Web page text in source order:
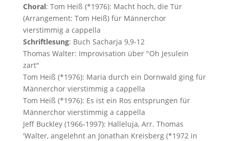
Choral: Tom Heiß (*1976): Macht hoch, die Tür
(Arrangement: Tom Heiß) für Männerchor
vierstimmig a cappella
Schriftlesung: Buch Sacharja 9,9-12
Thomas Walter: Improvisation über "Oh Jesulein
zart"
Tom Heiß (*1976): Maria durch ein Dornwald ging für
Männerchor vierstimmig a cappella
Tom Heiß (*1976): Es ist ein Ros entsprungen für
Männerchor vierstimmig a cappella
Jeff Buckley (1966-1997): Halleluja, Arr. Thomas
'Walter, angelehnt an Jonathan Kreisberg (*1972 in